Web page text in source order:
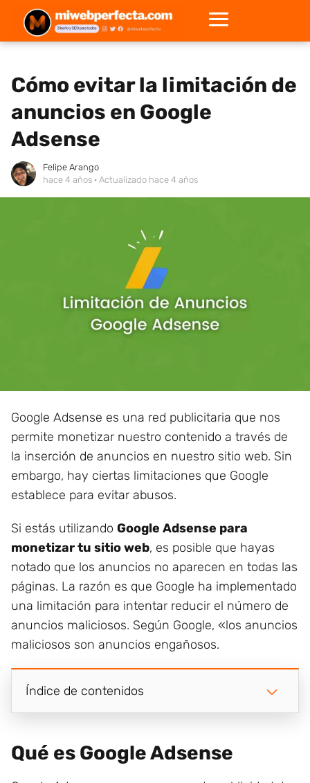
Cómo evitar la limitación de
anuncios en Google
Adsense
Felipe Arango
hace 4 años · Actualizado hace 4 años
Google Adsense es una red publicitaria que nos
permite monetizar nuestro contenido a través de
la inserción de anuncios en nuestro sitio web. Sin
embargo, hay ciertas limitaciones que Google
establece para evitar abusos.
Si estás utilizando Google Adsense para
monetizar tu sitio web, es posible que hayas
notado que los anuncios no aparecen en todas las
páginas. La razón es que Google ha implementado
una limitación para intentar reducir el número de
anuncios maliciosos. Según Google, «los anuncios
maliciosos son anuncios engañosos.
Índice de contenidos
Qué es Google Adsense